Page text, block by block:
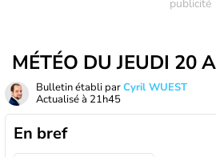
MÉTÉO DU JEUDI 20
Bulletin établi parCyril WUEST
Actualisé à 21h45
En bref